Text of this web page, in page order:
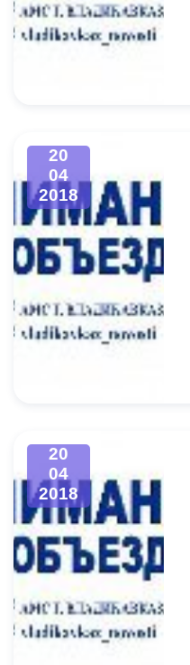
20
04
2018
20
04
2018